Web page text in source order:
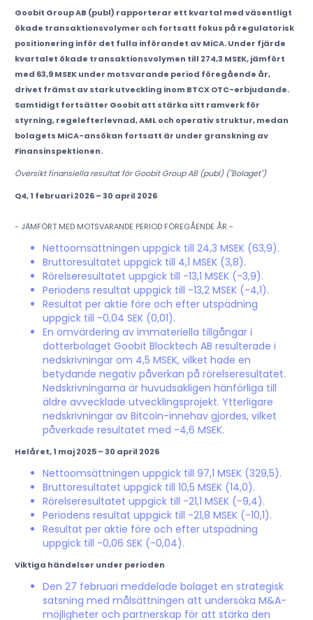
Goobit Group AB (publ) rapporterar ett kvartal med väsentligt
ökade transaktionsvolymer och fortsatt fokus på regulatorisk
positionering inför det fulla införandet av MiCA. Under fjärde
kvartalet ökade transaktionsvolymen till 274,3 MSEK, jämfört
med 63,9 MSEK under motsvarande period föregående år,
drivet främst av stark utveckling inom BTCX OTC-erbjudande.
Samtidigt fortsätter Goobit att stärka sitt ramverk för
styrning, regelefterlevnad, AML och operativ struktur, medan
bolagets MiCA-ansökan fortsatt är under granskning av
Finansinspektionen.
Översikt finansiella resultat för Goobit Group AB (publ) ("Bolaget")
Q4, 1 februari 2026 – 30 april 2026
- JÄMFÖRT MED MOTSVARANDE PERIOD FÖREGÅENDE ÅR -
Nettoomsättningen uppgick till 24,3 MSEK (63,9).
Bruttoresultatet uppgick till 4,1 MSEK (3,8).
Rörelseresultatet uppgick till -13,1 MSEK (-3,9).
Periodens resultat uppgick till -13,2 MSEK (-4,1).
Resultat per aktie före och efter utspädning
uppgick till -0,04 SEK (0,01).
En omvärdering av immateriella tillgångar i
dotterbolaget Goobit Blocktech AB resulterade i
nedskrivningar om 4,5 MSEK, vilket hade en
betydande negativ påverkan på rörelseresultatet.
Nedskrivningarna är huvudsakligen hänförliga till
äldre avvecklade utvecklingsprojekt. Ytterligare
nedskrivningar av Bitcoin-innehav gjordes, vilket
påverkade resultatet med -4,6 MSEK.
Helåret, 1 maj 2025 – 30 april 2026
Nettoomsättningen uppgick till 97,1 MSEK (329,5).
Bruttoresultatet uppgick till 10,5 MSEK (14,0).
Rörelseresultatet uppgick till -21,1 MSEK (-9,4).
Periodens resultat uppgick till -21,8 MSEK (-10,1).
Resultat per aktie före och efter utspädning
uppgick till -0,06 SEK (-0,04).
Viktiga händelser under perioden
Den 27 februari meddelade bolaget en strategisk
satsning med målsättningen att undersöka M&A-
möjligheter och partnerskap för att stärka den